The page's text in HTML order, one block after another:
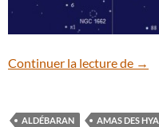
Continuer la lecture de Le
→
ALDÉBARAN AMAS DES